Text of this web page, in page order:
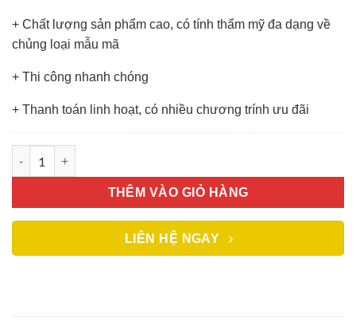
+ Chất lượng sản phẩm cao, có tính thẩm mỹ đa dạng về
chủng loại mẫu mã
+ Thi công nhanh chóng
+ Thanh toán linh hoạt, có nhiều chương trính ưu đãi
THÊM VÀO GIỎ HÀNG
LIÊN HỆ NGAY